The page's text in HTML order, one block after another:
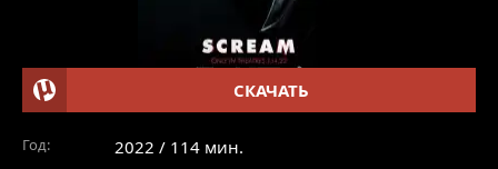
СКАЧАТЬ
Год: 2022 / 114 мин.